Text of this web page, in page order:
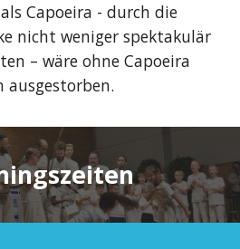
Capoeira - durch die
nicht weniger spektakulär
– wäre ohne Capoeira
ausgestorben.